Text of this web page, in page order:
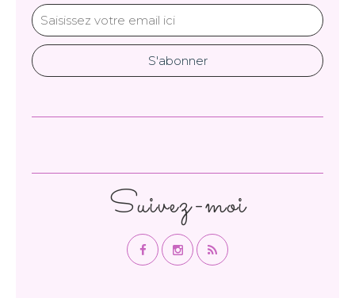
Suivez-moi